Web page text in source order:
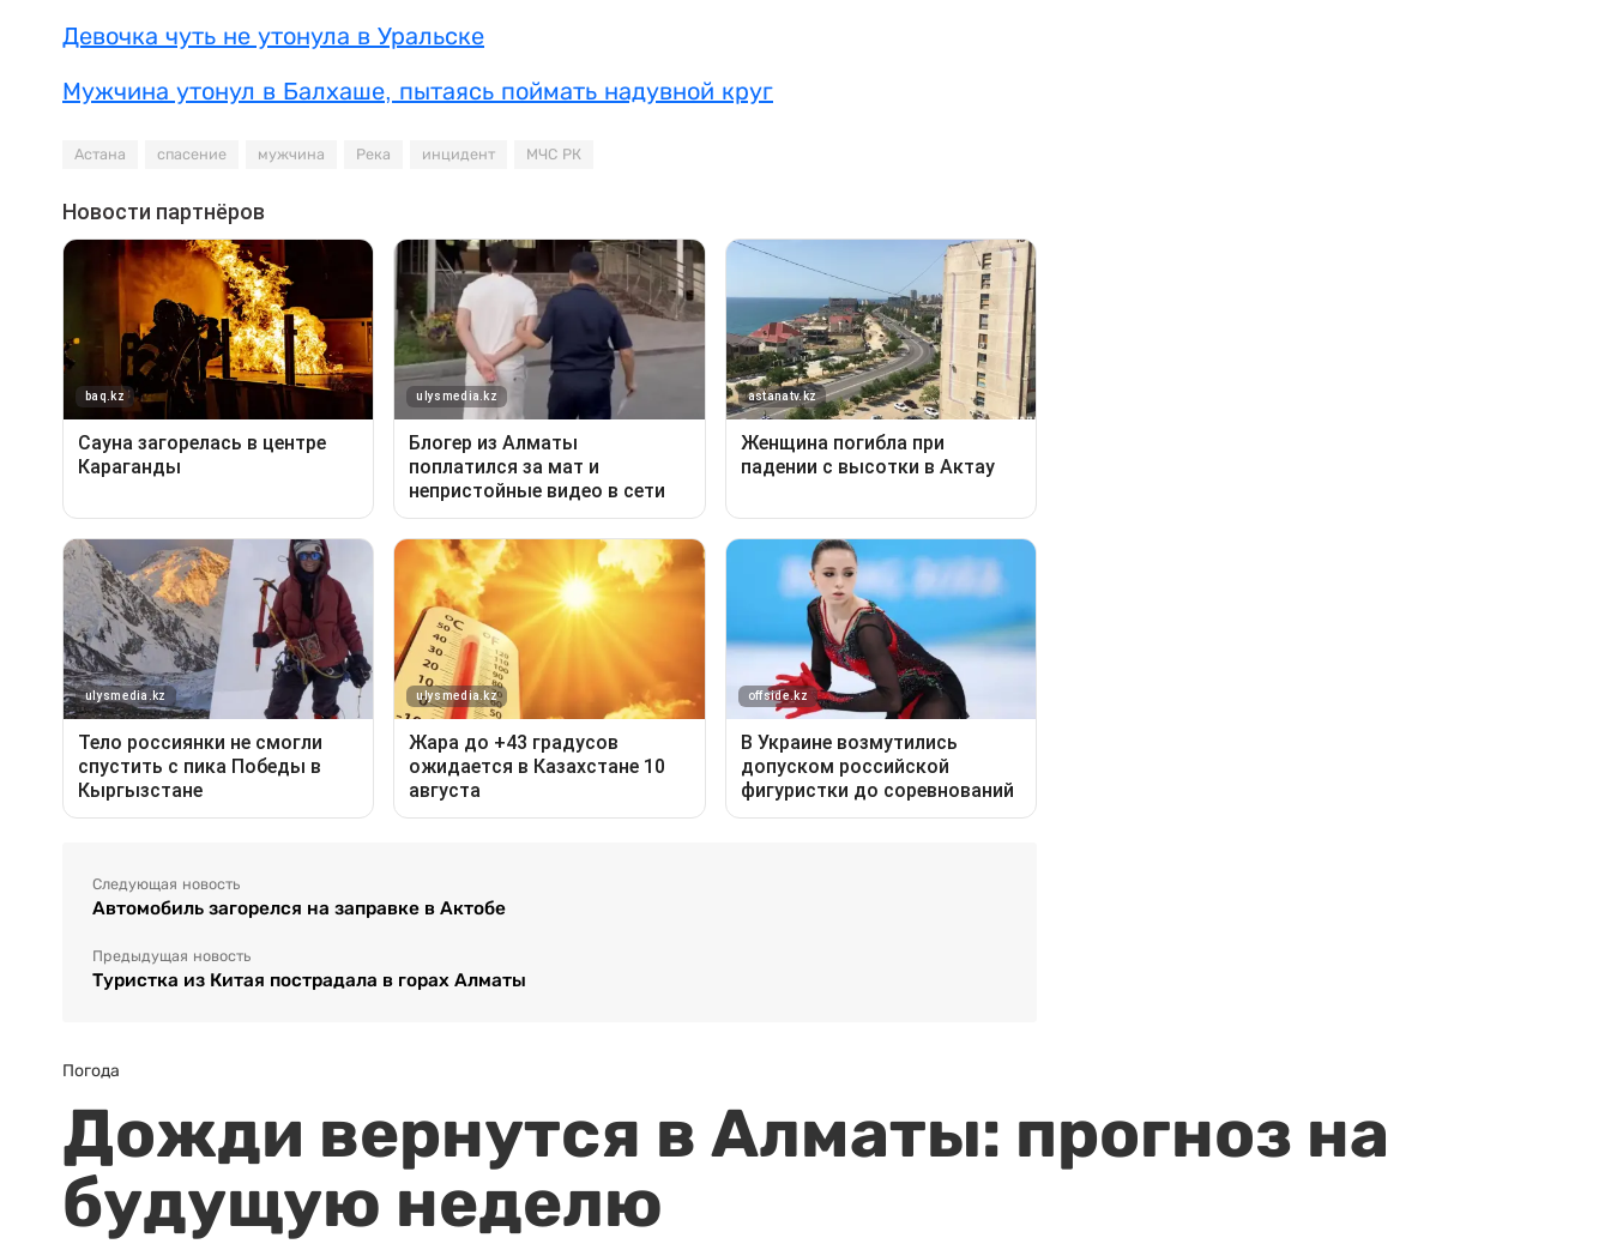
Девочка чуть не утонула в Уральске
Мужчина утонул в Балхаше, пытаясь поймать надувной круг
Астана спасение мужчина Река инцидент МЧС РК
Следующая новость
Автомобиль загорелся на заправке в Актобе
Предыдущая новость
Туристка из Китая пострадала в горах Алматы
Погода
Дожди вернутся в Алматы: прогноз на
будущую неделю